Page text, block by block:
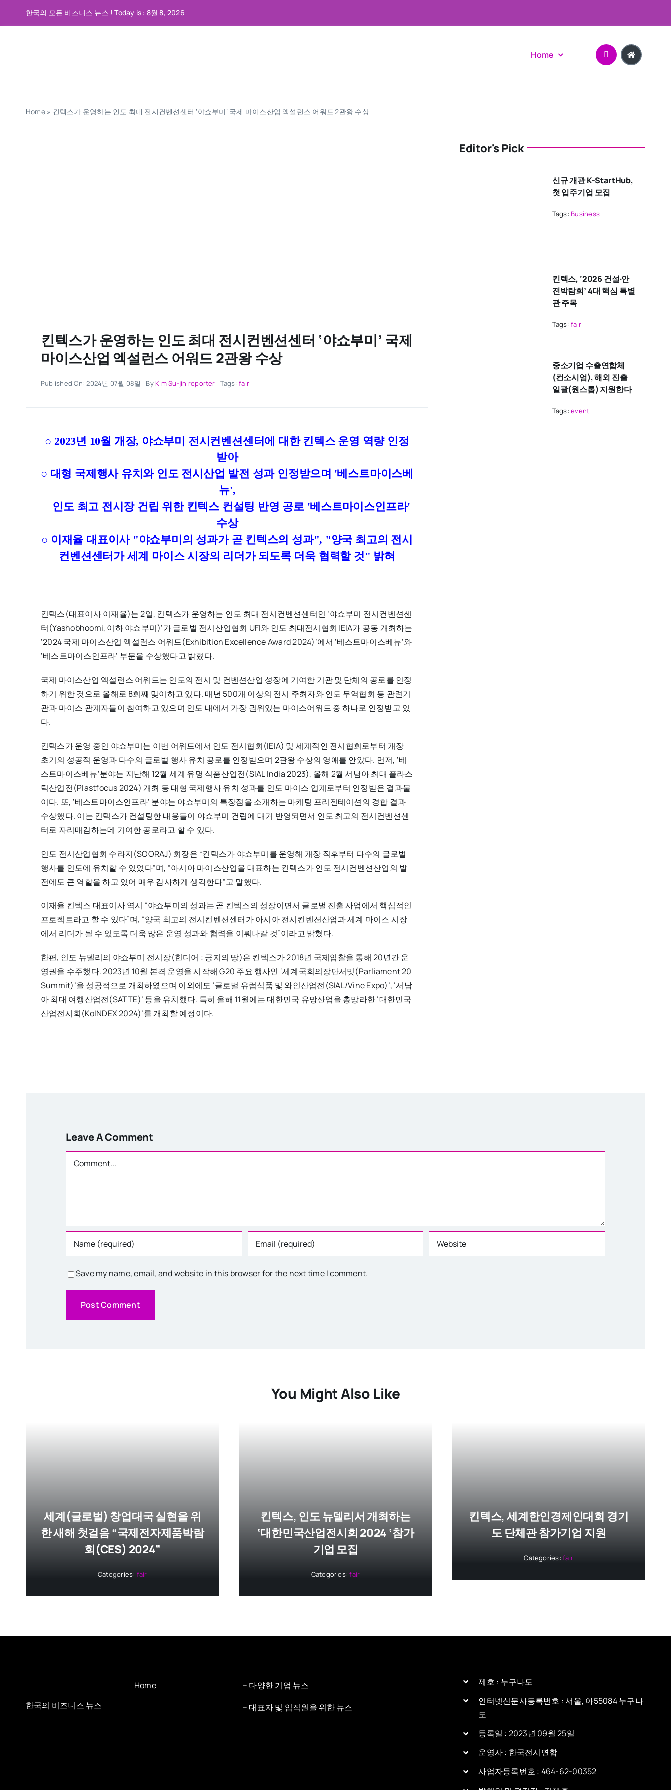
한국의 모든 비즈니스 뉴스 ! Today is : 8월 8, 2026
Home
Home» 킨텍스가 운영하는 인도 최대 전시컨벤션센터 ‘야쇼부미’ 국제 마이스산업 엑설런스 어워드 2관왕 수상
킨텍스가 운영하는 인도 최대 전시컨벤션센터 ‘야쇼부미’ 국제
마이스산업 엑설런스 어워드 2관왕 수상
Published On: 2024년 07월 08일 ByKim Su-jin reporter Tags:fair
○ 2023년 10월 개장, 야쇼부미 전시컨벤션센터에 대한 킨텍스 운영 역량 인정
받아
○ 대형 국제행사 유치와 인도 전시산업 발전 성과 인정받으며 '베스트마이스베
뉴',
인도 최고 전시장 건립 위한 킨텍스 컨설팅 반영 공로 '베스트마이스인프라'
수상
○ 이재율 대표이사 "야쇼부미의 성과가 곧 킨텍스의 성과", "양국 최고의 전시
컨벤션센터가 세계 마이스 시장의 리더가 되도록 더욱 협력할 것" 밝혀
킨텍스(대표이사 이재율)는 2일, 킨텍스가 운영하는 인도 최대 전시컨벤션센터인 ‘야쇼부미 전시컨벤션센
터(Yashobhoomi, 이하 야쇼부미)’가 글로벌 전시산업협회 UFI와 인도 최대전시협회 IEIA가 공동 개최하는
‘2024 국제 마이스산업 엑설런스 어워드(Exhibition Excellence Award 2024)’에서 ‘베스트마이스베뉴’와
‘베스트마이스인프라’ 부문을 수상했다고 밝혔다.
국제 마이스산업 엑설런스 어워드는 인도의 전시 및 컨벤션산업 성장에 기여한 기관 및 단체의 공로를 인정
하기 위한 것으로 올해로 8회째 맞이하고 있다. 매년 500개 이상의 전시 주최자와 인도 무역협회 등 관련기
관과 마이스 관계자들이 참여하고 있으며 인도 내에서 가장 권위있는 마이스어워드 중 하나로 인정받고 있
다.
킨텍스가 운영 중인 야쇼부미는 이번 어워드에서 인도 전시협회(IEIA) 및 세계적인 전시협회로부터 개장
초기의 성공적 운영과 다수의 글로벌 행사 유치 공로를 인정받으며 2관왕 수상의 영애를 안았다. 먼저, ‘베
스트마이스베뉴’분야는 지난해 12월 세계 유명 식품산업전(SIAL India 2023), 올해 2월 서남아 최대 플라스
틱산업전(Plastfocus 2024) 개최 등 대형 국제행사 유치 성과를 인도 마이스 업계로부터 인정받은 결과물
이다. 또, ‘베스트마이스인프라’ 분야는 야쇼부미의 특장점을 소개하는 마케팅 프리젠테이션의 경합 결과
수상했다. 이는 킨텍스가 컨설팅한 내용들이 야쇼부미 건립에 대거 반영되면서 인도 최고의 전시컨벤션센
터로 자리매김하는데 기여한 공로라고 할 수 있다.
인도 전시산업협회 수라지(SOORAJ) 회장은 “킨텍스가 야쇼부미를 운영해 개장 직후부터 다수의 글로벌
행사를 인도에 유치할 수 있었다”며, “아시아 마이스산업을 대표하는 킨텍스가 인도 전시컨벤션산업의 발
전에도 큰 역할을 하고 있어 매우 감사하게 생각한다”고 말했다.
이재율 킨텍스 대표이사 역시 “야쇼부미의 성과는 곧 킨텍스의 성장이면서 글로벌 진출 사업에서 핵심적인
프로젝트라고 할 수 있다”며, “양국 최고의 전시컨벤션센터가 아시아 전시컨벤션산업과 세계 마이스 시장
에서 리더가 될 수 있도록 더욱 많은 운영 성과와 협력을 이뤄나갈 것”이라고 밝혔다.
한편, 인도 뉴델리의 야쇼부미 전시장(힌디어 : 긍지의 땅)은 킨텍스가 2018년 국제입찰을 통해 20년간 운
영권을 수주했다. 2023년 10월 본격 운영을 시작해 G20 주요 행사인 ‘세계국회의장단서밋(Parliament 20
Summit)’을 성공적으로 개최하였으며 이외에도 ‘글로벌 유럽식품 및 와인산업전(SIAL/Vine Expo)’, ‘서남
아 최대 여행산업전(SATTE)’ 등을 유치했다. 특히 올해 11월에는 대한민국 유망산업을 총망라한 ‘대한민국
산업전시회(KoINDEX 2024)’를 개최할 예정이다.
Editor's Pick
신규 개관 K-StartHub,
첫 입주기업 모집
Tags:Business
킨텍스, ‘2026 건설·안
전박람회’ 4대 핵심 특별
관 주목
Tags:fair
중소기업 수출연합체
(컨소시엄), 해외 진출
일괄(원스톱) 지원한다
Tags:event
Leave A Comment
Comment
Save my name, email, and website in this browser for the next time I comment.
You Might Also Like
세계(글로벌) 창업대국 실현을 위
한 새해 첫걸음 “국제전자제품박람
회(CES) 2024”
Categories: fair
킨텍스, 인도 뉴델리서 개최하는
‘대한민국산업전시회 2024 ‘참가
기업 모집
Categories:fair
킨텍스, 세계한인경제인대회 경기
도 단체관 참가기업 지원
Categories:fair
한국의 비즈니스 뉴스
Home
– 다양한 기업 뉴스
– 대표자 및 임직원을 위한 뉴스
제호 : 누구나도
인터넷신문사등록번호 : 서울, 아55084 누구나
도
등록일 : 2023년 09월 25일
운영사 : 한국전시연합
사업자등록번호 : 464-62-00352